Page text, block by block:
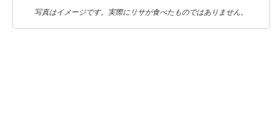
写真はイメージです。実際にリサが食べたものではありません。